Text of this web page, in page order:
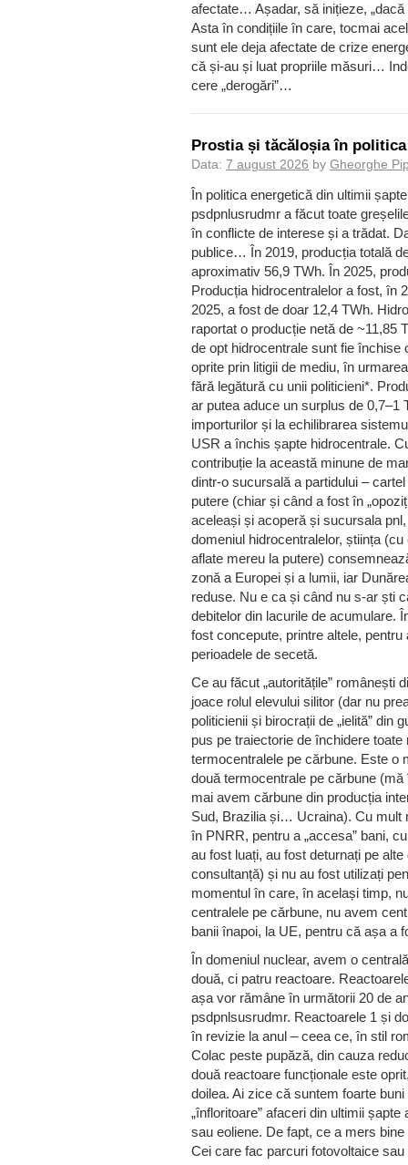
afectate… Așadar, să inițieze, „dacă
Asta în condițiile în care, tocmai
sunt ele deja afectate de crize
că și-au și luat propriile măsuri…
cere „derogări”…
Prostia și tăcăloșia în
Data: 7 august 2026 by Gheorghe
În politica energetică din ultimii
psdpnlusrudmr a făcut toate
în conflicte de interese și a trădat.
publice… În 2019, producția totală
aproximativ 56,9 TWh. În 2025,
Producția hidrocentralelor a fost, în
2025, a fost de doar 12,4 TWh.
raportat o producție netă de ~11,85
de opt hidrocentrale sunt fie închise
oprite prin litigii de mediu, în
fără legătură cu unii politicieni*.
ar putea aduce un surplus de 0,7–1
importurilor și la echilibrarea
USR a închis șapte hidrocentrale.
contribuție la această minune de
dintr-o sucursală a partidului –
putere (chiar și când a fost în
aceleași și acoperă și sucursala
domeniul hidrocentralelor, știința
aflate mereu la putere)
zonă a Europei și a lumii, iar
reduse. Nu e ca și când nu s-ar ști
debitelor din lacurile de acumulare.
fost concepute, printre altele,
perioadele de secetă.
Ce au făcut „autoritățile” românești
joace rolul elevului silitor (dar nu
politicienii și birocrații de „ielită” din
pus pe traiectorie de închidere
termocentralele pe cărbune. Este o
două termocentrale pe cărbune
mai avem cărbune din producția
Sud, Brazilia și… Ucraina). Cu mult
în PNRR, pentru a „accesa” bani,
au fost luați, au fost deturnați pe
consultanță) și nu au fost utilizați
momentul în care, în același timp,
centralele pe cărbune, nu avem
banii înapoi, la UE, pentru că așa
În domeniul nuclear, avem o
două, ci patru reactoare.
așa vor rămâne în următorii 20 de
psdpnlsusrudmr. Reactoarele 1 și
în revizie la anul – ceea ce, în stil
Colac peste pupăză, din cauza
două reactoare funcționale este
doilea. Ai zice că suntem foarte
„înfloritoare” afaceri din ultimii
sau eoliene. De fapt, ce a mers
Cei care fac parcuri fotovoltaice